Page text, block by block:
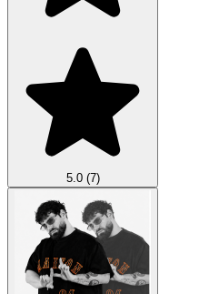
5.0 (7)